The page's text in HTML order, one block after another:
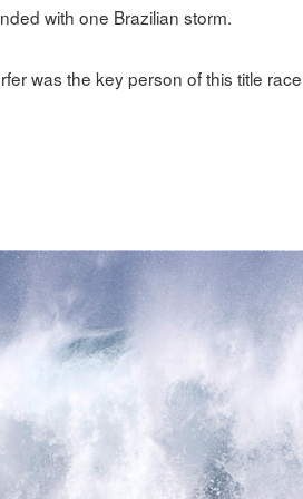
with one Brazilian storm.
was the key person of this title